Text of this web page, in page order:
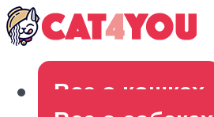
Все о кошках